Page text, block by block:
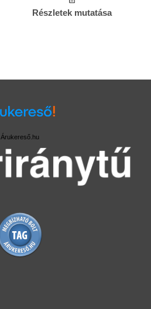
Részletek mutatása
Árukereső.hu